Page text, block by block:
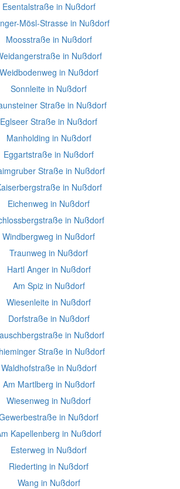
Esentalstraße in Nußdorf
Mösl-Strasse in Nußdorf
Moosstraße in Nußdorf
in Nußdorf
Weidbodenweg in Nußdorf
Sonnleite in Nußdorf
Straße in Nußdorf
Eglseer Straße in Nußdorf
Manholding in Nußdorf
Eggartstraße in Nußdorf
Straße in Nußdorf
in Nußdorf
Eichenweg in Nußdorf
in Nußdorf
Windbergweg in Nußdorf
Traunweg in Nußdorf
Hartl Anger in Nußdorf
Am Spiz in Nußdorf
Wiesenleite in Nußdorf
Dorfstraße in Nußdorf
in Nußdorf
Straße in Nußdorf
Waldhofstraße in Nußdorf
Am Martlberg in Nußdorf
Wiesenweg in Nußdorf
in Nußdorf
Kapellenberg in Nußdorf
Esterweg in Nußdorf
Riederting in Nußdorf
Wang in Nußdorf